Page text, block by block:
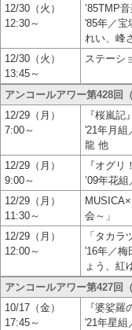
12/30（火）
12:30～
’85TMP
'85年／宝
れい、峰
12/30（火）
13:45～
ステーシ
アンコールアワー第428回
12/29（月）
7:00～
『桜嵐記』
'21年月組
龍 他
12/29（月）
9:00～
『オグリ
’09年花
12/29（月）
11:30～
会～」
12/29（月）
12:00～
「タカラ
'16年／梅
ょう、紅
アンコールアワー第427回
10/17（金）
17:45～
『婆娑羅
'21年星